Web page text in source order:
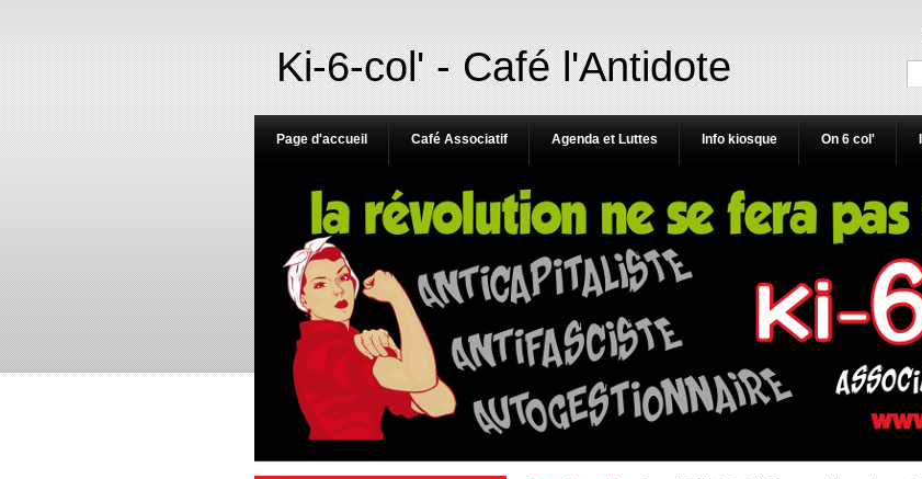
Ki-6-col' - Café l'Antidote
Page d'accueil Café Associatif Agenda et Luttes Info kiosque On 6 col'